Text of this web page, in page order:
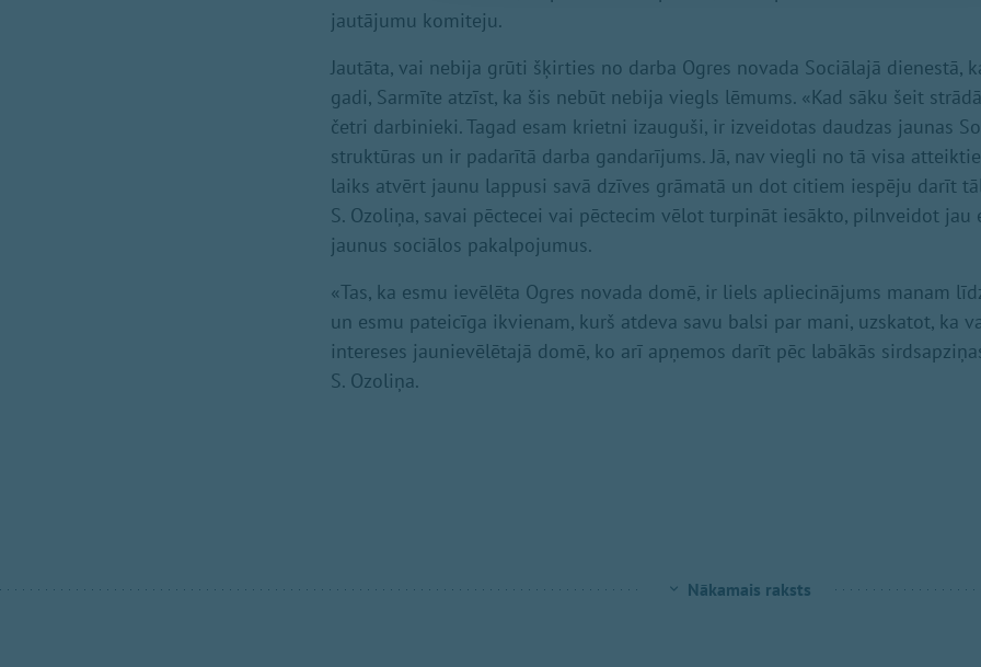
jautājumu komiteju.
Jautāta, vai nebija grūti šķirties no darba Ogres novada Sociālajā dienestā,
gadi, Sarmīte atzīst, ka šis nebūt nebija viegls lēmums. «Kad sāku šeit
četri darbinieki. Tagad esam krietni izauguši, ir izveidotas daudzas jaunas
struktūras un ir padarītā darba gandarījums. Jā, nav viegli no tā visa
laiks atvērt jaunu lappusi savā dzīves grāmatā un dot citiem iespēju darīt
S. Ozoliņa, savai pēctecei vai pēctecim vēlot turpināt iesākto, pilnveidot
jaunus sociālos pakalpojumus.
«Tas, ka esmu ievēlēta Ogres novada domē, ir liels apliecinājums manam
un esmu pateicīga ikvienam, kurš atdeva savu balsi par mani, uzskatot, ka
intereses jaunievēlētajā domē, ko arī apņemos darīt pēc labākās
S. Ozoliņa.
Nākamais raksts